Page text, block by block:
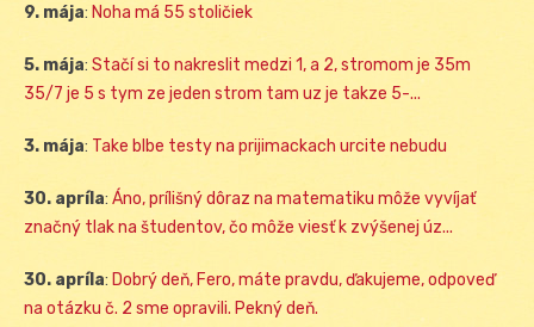
9. mája: Noha má 55 stoličiek
5. mája: Stačí si to nakreslit medzi 1, a 2, stromom je 35m
35/7 je 5 s tym ze jeden strom tam uz je takze 5-...
3. mája: Take blbe testy na prijimackach urcite nebudu
30. apríla: Áno, prílišný dôraz na matematiku môže vyvíjať
značný tlak na študentov, čo môže viesť k zvýšenej úz...
30. apríla: Dobrý deň, Fero, máte pravdu, ďakujeme, odpoveď
na otázku č. 2 sme opravili. Pekný deň.